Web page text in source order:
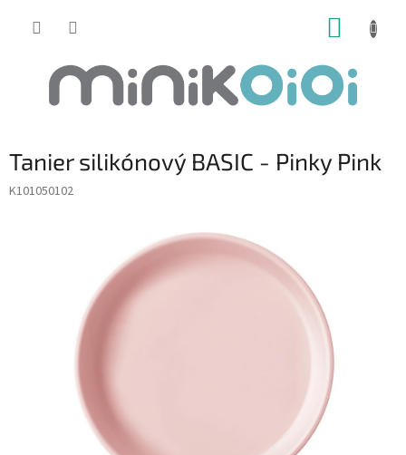
Tanier silikónový BASIC - Pinky Pink
K101050102